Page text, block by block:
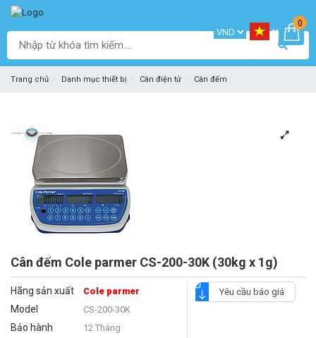
0
Trang chủ Danh mục thiết bị Cân điện tử Cân đếm
Cân đếm Cole parmer CS-200-30K (30kg x 1g)
Hãng sản xuất Cole parmer
Model CS-200-30K
Bảo hành 12 Tháng
Yêu cầu báo giá